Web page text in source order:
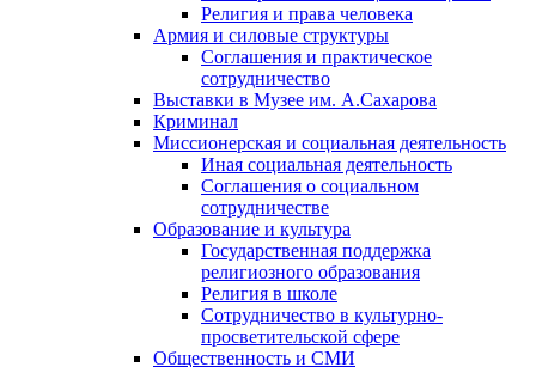
Религия и права человека
Армия и силовые структуры
Соглашения и практическое
сотрудничество
Выставки в Музее им. А.Сахарова
Криминал
Миссионерская и социальная деятельность
Иная социальная деятельность
Соглашения о социальном
сотрудничестве
Образование и культура
Государственная поддержка
религиозного образования
Религия в школе
Сотрудничество в культурно-
просветительской сфере
Общественность и СМИ